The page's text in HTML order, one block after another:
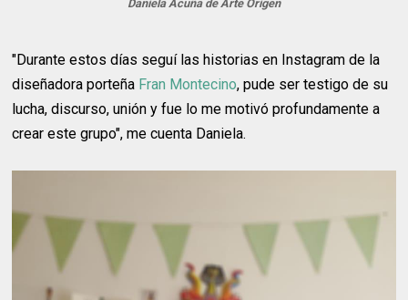
Daniela Acuña de Arte Origen
"Durante estos días seguí las historias en Instagram de la
diseñadora porteña Fran Montecino, pude ser testigo de su
lucha, discurso, unión y fue lo me motivó profundamente a
crear este grupo", me cuenta Daniela.